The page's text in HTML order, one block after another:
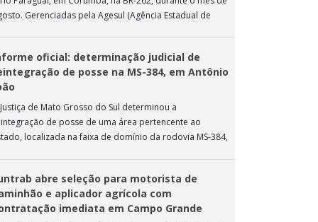
Gerenciadas pela Agesul (Agência Estadual de
oficial: determinação judicial de
de posse na MS-384, em Antônio
de Mato Grosso do Sul determinou a
de posse de uma área pertencente ao
localizada na faixa de domínio da rodovia MS-384,
abre seleção para motorista de
e aplicador agrícola com
imediata em Campo Grande